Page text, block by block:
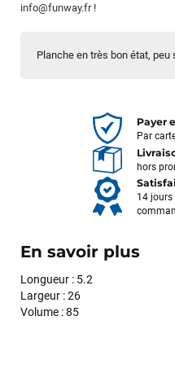
Planche en très bon état, peu
info@funway.fr!
Payer
Par
hors
14 jours
En savoir plus
Longueur : 5.2
Largeur : 26
Volume : 85